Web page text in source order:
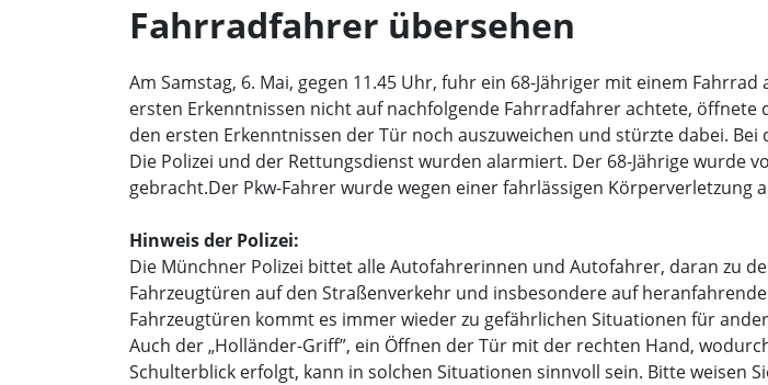
Fahrradfahrer übersehen
Am Samstag, 6. Mai, gegen 11.45 Uhr, fuhr ein 68-Jähriger mit einem
ersten Erkenntnissen nicht auf nachfolgende Fahrradfahrer achtete,
den ersten Erkenntnissen der Tür noch auszuweichen und stürzte dabei.
Die Polizei und der Rettungsdienst wurden alarmiert. Der 68-Jährige wurde
gebracht.Der Pkw-Fahrer wurde wegen einer fahrlässigen Körperverletzung
Hinweis der Polizei:
Die Münchner Polizei bittet alle Autofahrerinnen und Autofahrer, daran zu
Fahrzeugtüren auf den Straßenverkehr und insbesondere auf
Fahrzeugtüren kommt es immer wieder zu gefährlichen Situationen für
Auch der „Holländer-Griff”, ein Öffnen der Tür mit der rechten Hand,
Schulterblick erfolgt, kann in solchen Situationen sinnvoll sein. Bitte weisen